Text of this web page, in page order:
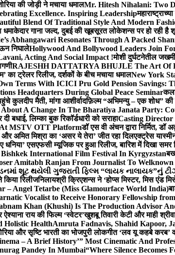
की जोड़ी ने मचाया धमालMr. Hitesh Nihalani: Two
Excellence. Inspiring Leadership
Blend Of Traditional Style And Modern
धमाकेदार गाना जल्द, दुबई की खूबसूरत लोकेशन्स पर हो रही है
Abhangawari Resonates Through A Packed
निघालेHollywood And Bollywood Leaders Join
Acting And Social Impact !मोशी दुर्घटनेतील
RAJESHH DATTATRYA BHUJLE The Art Of
का ट्रेलर रिलीज, दर्शकों के बीच मचाया धमालNew York
Terms With ICICI Pru Gold Pension Savings:
Headquarters During Global Peace Seminar
कुलदीप मैती, मांगा आशीर्वादफ़िल्म “अभिमन्यु – एक शोध”
About A Change In The Bharatiya Janata Party:
बधाई, लिम्का बुक रिकॉर्डधारी को सराहाCasting Director
At MSTV OTT Platformडॉ एस वी अंचन द्वारा निर्मित,
अमित मिश्रा का ‘असर ये तेरा’ जीत रहा दिलएक्ट्रेस
ए धनिया’ एसएफसी म्यूजिक पर हुआ रिलीज, बारिश में दिखा
International Film Festival In Kyrgyzstan
Amitabh Ranjan From Journalist To
શૂટ થયેલી ગુજરાતી ફિલ્મ “લાયક નાલાયક”નું
किया रिलीजनिलायश्री क्रिएशन्स ने ‘होप्स मिस्टर, मिस एंड
– Angel Tetarbe (Miss Glamourface World India)
Vocalist to Receive Honorary Fellowship
Khan (Khushi) Is The Production Advisor
राय की फिल्म ‘स्वेटर’खुशबू तिवारी केटी और माही
Holistic HealthAmruta Fadnavis, Shahid Kapoor,
और सृष्टि भारती का भोजपुरी लोकगीत ‘लव यू कहबे करब’
– A Brief History’” Most Cinematic And
Pandey In Mumbai“Where Silence Becomes